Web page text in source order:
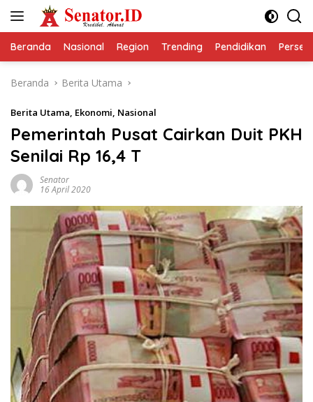
Beranda Nasional Region Trending Pendidikan
Beranda Berita Utama
Berita Utama, Ekonomi, Nasional
Pemerintah Pusat Cairkan Duit PKH
Senilai Rp 16,4 T
Senator
16 April 2020